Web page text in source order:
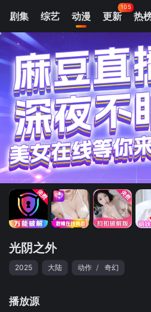
剧集 综艺 动漫 更新
105
热
我的观影记录
光阴之外
清空
光阴之外
2025 大陆 动作 / 奇幻
播放源